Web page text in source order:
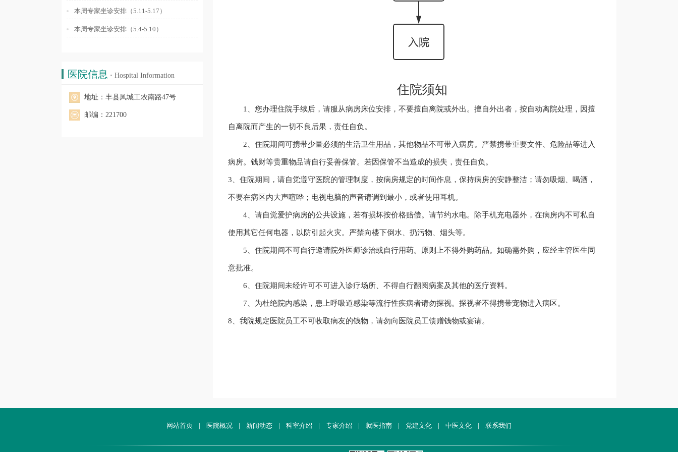
住院须知
1、您办理住院手续后，请服从病房床位安排，不要擅自离院或外出。擅自外出者，按自动离院处理，因擅
自离院而产生的一切不良后果，责任自负。
2、住院期间可携带少量必须的生活卫生用品，其他物品不可带入病房。严禁携带重要文件、危险品等进入
病房。钱财等贵重物品请自行妥善保管。若因保管不当造成的损失，责任自负。
3、住院期间，请自觉遵守医院的管理制度，按病房规定的时间作息，保持病房的安静整洁；请勿吸烟、喝酒，
不要在病区内大声喧哗；电视电脑的声音请调到最小，或者使用耳机。
4、请自觉爱护病房的公共设施，若有损坏按价格赔偿。请节约水电。除手机充电器外，在病房内不可私自
使用其它任何电器，以防引起火灾。严禁向楼下倒水、扔污物、烟头等。
5、住院期间不可自行邀请院外医师诊治或自行用药。原则上不得外购药品。如确需外购，应经主管医生同
意批准。
6、住院期间未经许可不可进入诊疗场所、不得自行翻阅病案及其他的医疗资料。
7、为杜绝院内感染，患上呼吸道感染等流行性疾病者请勿探视。探视者不得携带宠物进入病区。
8、我院规定医院员工不可收取病友的钱物，请勿向医院员工馈赠钱物或宴请。
本周专家坐诊安排（5.11-5.17）
本周专家坐诊安排（5.4-5.10）
医院信息 · Hospital Information
地址：丰县凤城工农南路47号
邮编：221700
网站首页 医院概况 新闻动态 科室介绍 专家介绍 就医指南 党建文化 中医文化 联系我们